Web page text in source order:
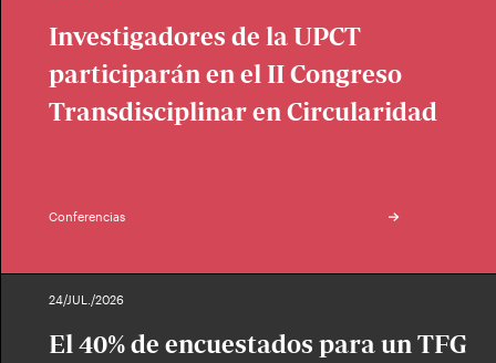
Investigadores de la UPCT
participarán en el II Congreso
Transdisciplinar en Circularidad
Conferencias
24/JUL./2026
El 40% de encuestados para un TFG